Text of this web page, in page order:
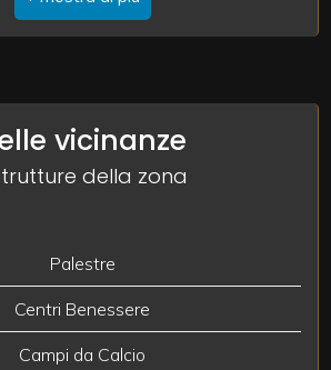
Comune: Castelmassa
Camere: 2
Bagni: 1
Autonomo
legno vetrocamera
vicinanze
della zona
Palestre
Centri Benessere
Campi da Calcio